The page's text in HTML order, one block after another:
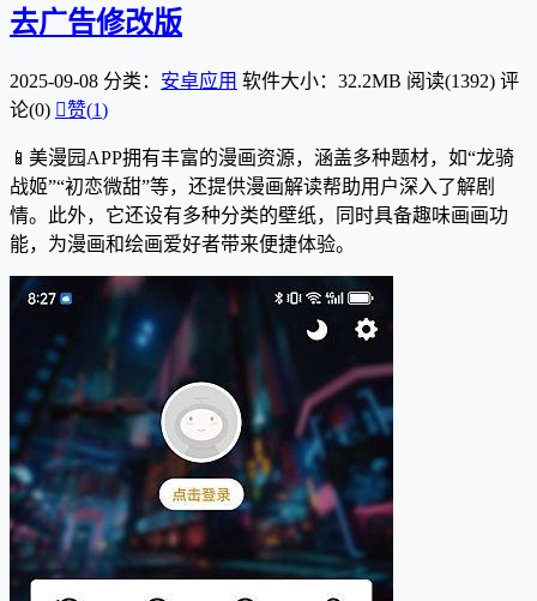
去广告修改版
2025-09-08 分类： 安卓应用 软件大小：32.2MB 阅读(1392) 评
论(0) 赞(1)
📱美漫园APP拥有丰富的漫画资源，涵盖多种题材，如“龙骑
战姬”“初恋微甜”等，还提供漫画解读帮助用户深入了解剧
情。此外，它还设有多种分类的壁纸，同时具备趣味画画功
能，为漫画和绘画爱好者带来便捷体验。